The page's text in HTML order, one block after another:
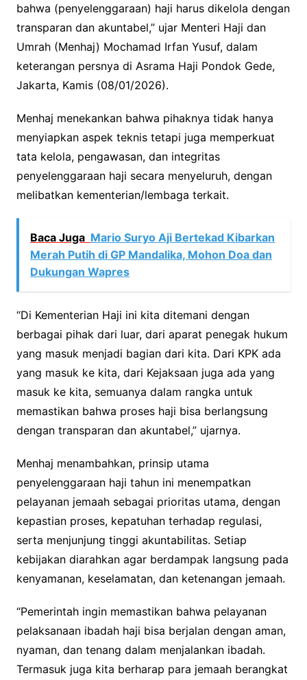
bahwa (penyelenggaraan) haji harus dikelola dengan
transparan dan akuntabel,” ujar Menteri Haji dan
Umrah (Menhaj) Mochamad Irfan Yusuf, dalam
keterangan persnya di Asrama Haji Pondok Gede,
Jakarta, Kamis (08/01/2026).
Menhaj menekankan bahwa pihaknya tidak hanya
menyiapkan aspek teknis tetapi juga memperkuat
tata kelola, pengawasan, dan integritas
penyelenggaraan haji secara menyeluruh, dengan
melibatkan kementerian/lembaga terkait.
Baca Juga Mario Suryo Aji Bertekad Kibarkan
Merah Putih di GP Mandalika, Mohon Doa dan
Dukungan Wapres
“Di Kementerian Haji ini kita ditemani dengan
berbagai pihak dari luar, dari aparat penegak hukum
yang masuk menjadi bagian dari kita. Dari KPK ada
yang masuk ke kita, dari Kejaksaan juga ada yang
masuk ke kita, semuanya dalam rangka untuk
memastikan bahwa proses haji bisa berlangsung
dengan transparan dan akuntabel,” ujarnya.
Menhaj menambahkan, prinsip utama
penyelenggaraan haji tahun ini menempatkan
pelayanan jemaah sebagai prioritas utama, dengan
kepastian proses, kepatuhan terhadap regulasi,
serta menjunjung tinggi akuntabilitas. Setiap
kebijakan diarahkan agar berdampak langsung pada
kenyamanan, keselamatan, dan ketenangan jemaah.
“Pemerintah ingin memastikan bahwa pelayanan
pelaksanaan ibadah haji bisa berjalan dengan aman,
nyaman, dan tenang dalam menjalankan ibadah.
Termasuk juga kita berharap para jemaah berangkat